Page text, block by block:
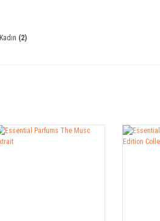
Kadın (2)